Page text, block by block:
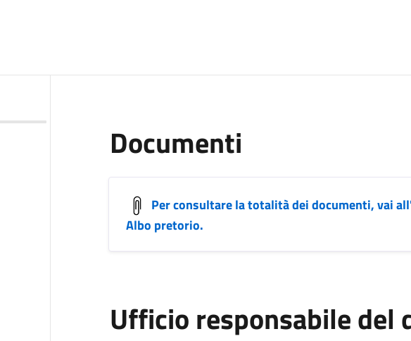
Documenti
Per consultare la totalità dei documenti, vai
Albo pretorio.
Ufficio responsabile del